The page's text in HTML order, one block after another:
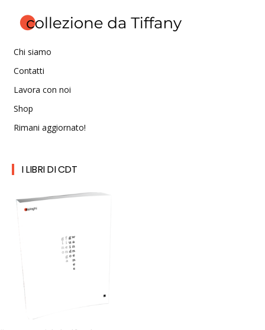
Chi siamo
Contatti
Lavora con noi
Shop
Rimani aggiornato!
I LIBRI DI CDT